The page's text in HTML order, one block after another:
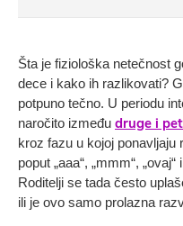
Šta je fiziološka netečnost
dece i kako ih razlikovati?
potpuno tečno. U periodu
naročito između druge i
kroz fazu u kojoj ponavljaju
poput „aaa“, „mmm“,
Roditelji se tada često
ili je ovo samo prolazna